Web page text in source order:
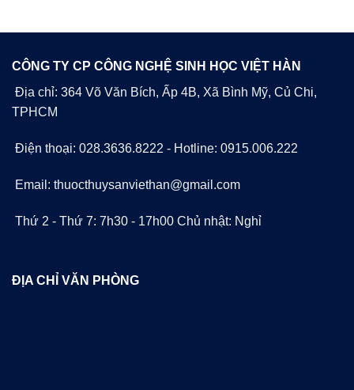
CÔNG TY CP CÔNG NGHỆ SINH HỌC VIỆT HÀN
Địa chỉ: 364 Võ Văn Bích, Ấp 4B, Xã Bình Mỹ, Củ Chi,
TPHCM
Điện thoại: 028.3636.8222 - Hotline: 0915.006.222
Email: thuocthuysanviethan@gmail.com
Thứ 2 - Thứ 7: 7h30 - 17h00 Chủ nhật: Nghỉ
ĐỊA CHỈ VĂN PHÒNG